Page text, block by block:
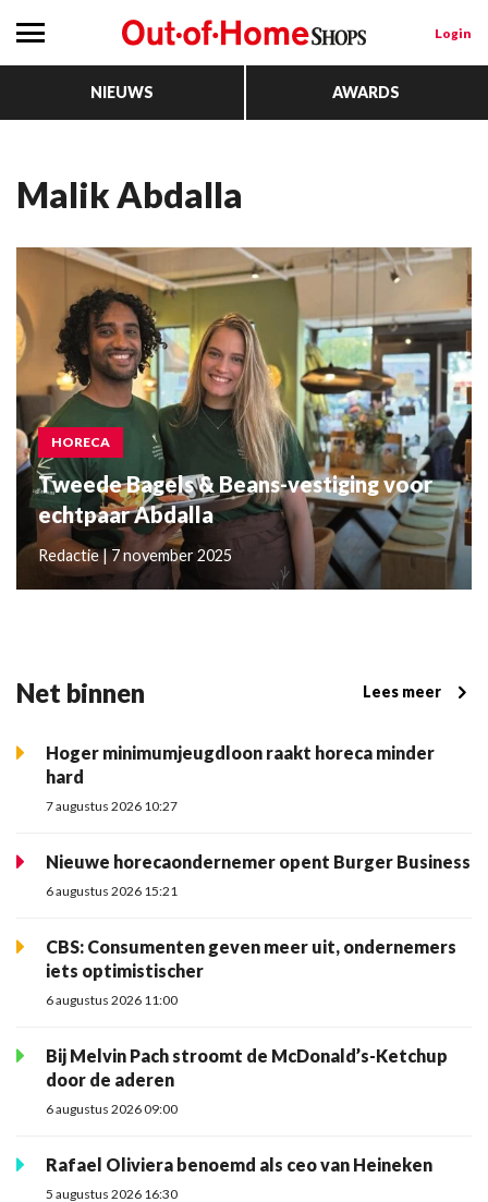
Login
NIEUWS AWARDS
Malik Abdalla
HORECA
Tweede Bagels & Beans-vestiging voor
echtpaar Abdalla
Redactie | 7 november 2025
Net binnen Lees meer
Hoger minimumjeugdloon raakt horeca minder
hard
7 augustus 2026 10:27
Nieuwe horecaondernemer opent Burger Business
6 augustus 2026 15:21
CBS: Consumenten geven meer uit, ondernemers
iets optimistischer
6 augustus 2026 11:00
Bij Melvin Pach stroomt de McDonald’s-Ketchup
door de aderen
6 augustus 2026 09:00
Rafael Oliviera benoemd als ceo van Heineken
5 augustus 2026 16:30